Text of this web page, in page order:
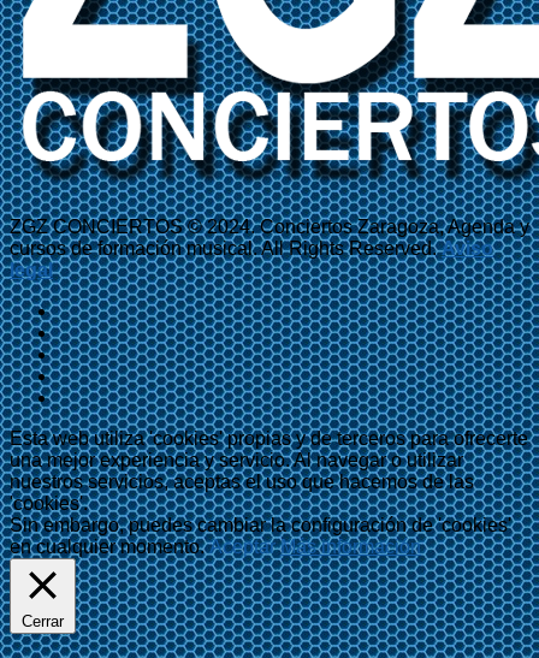
ZGZ CONCIERTOS © 2024. Conciertos Zaragoza, Agenda y
cursos de formación musical. All Rights Reserved.Aviso
legal
Esta web utiliza 'cookies' propias y de terceros para ofrecerte
una mejor experiencia y servicio. Al navegar o utilizar
nuestros servicios, aceptas el uso que hacemos de las
'cookies'.
Sin embargo, puedes cambiar la configuración de 'cookies'
en cualquier momento.Aceptar Más información
Cerrar